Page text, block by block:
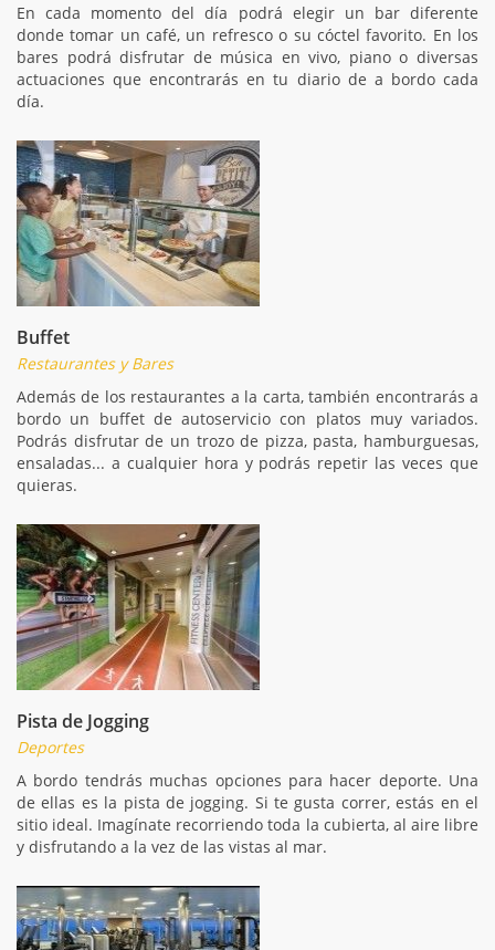
En cada momento del día podrá elegir un bar diferente
donde tomar un café, un refresco o su cóctel favorito. En los
bares podrá disfrutar de música en vivo, piano o diversas
actuaciones que encontrarás en tu diario de a bordo cada
día.
Buffet
Restaurantes y Bares
Además de los restaurantes a la carta, también encontrarás a
bordo un buffet de autoservicio con platos muy variados.
Podrás disfrutar de un trozo de pizza, pasta, hamburguesas,
ensaladas... a cualquier hora y podrás repetir las veces que
quieras.
Pista de Jogging
Deportes
A bordo tendrás muchas opciones para hacer deporte. Una
de ellas es la pista de jogging. Si te gusta correr, estás en el
sitio ideal. Imagínate recorriendo toda la cubierta, al aire libre
y disfrutando a la vez de las vistas al mar.